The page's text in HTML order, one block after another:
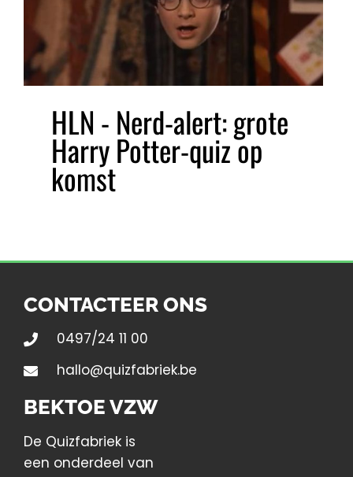
HLN - Nerd-alert: grote
Harry Potter-quiz op
komst
CONTACTEER ONS
0497/24 11 00
hallo@quizfabriek.be
BEKTOE VZW
De Quizfabriek is
een onderdeel van